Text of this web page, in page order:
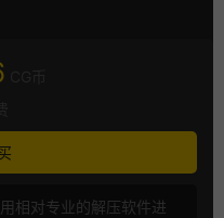
相对专业的解压软件进